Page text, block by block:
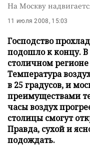
На Москву
11 июля 2008, 15:03
Господство
подошло к концу.
столичном
Температура
в 25 градусов, и
преимуществами
часы воздух
столицы смогут
Правда, сухой и
подождать.